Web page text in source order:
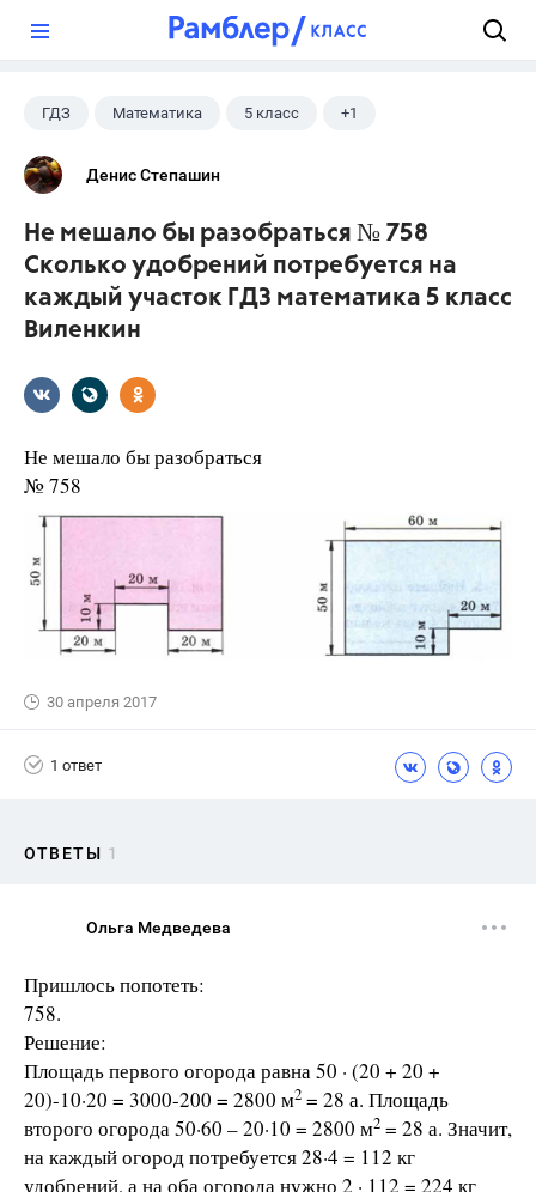
ГДЗ Математика 5 класс +1
Виленкин Н.Я.
Денис Степашин
Не мешало бы разобраться № 758
Сколько удобрений потребуется на
каждый участок ГДЗ математика 5 класс
Виленкин
Не мешало бы разобраться
№ 758
30 апреля 2017
1 ответ
ОТВЕТЫ 1
Ольга Медведева
Пришлось попотеть:
758.
Решение:
Площадь первого огорода равна 50 · (20 + 20 +
20)-10·20 = 3000-200 = 2800 м2 = 28 а. Площадь
второго огорода 50·60 – 20·10 = 2800 м2 = 28 а. Значит,
на каждый огород потребуется 28·4 = 112 кг
удобрений, а на оба огорода нужно 2 · 112 = 224 кг